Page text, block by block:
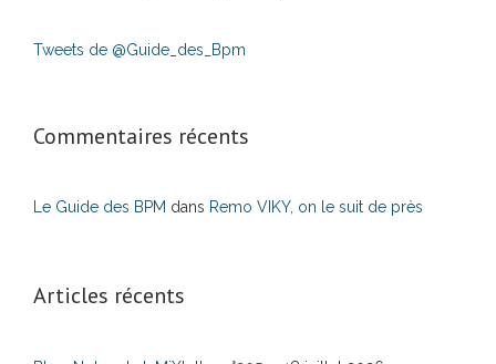
Tweets de @Guide_des_Bpm
Commentaires récents
Le Guide des BPM dans Remo VIKY, on le suit de près
Articles récents